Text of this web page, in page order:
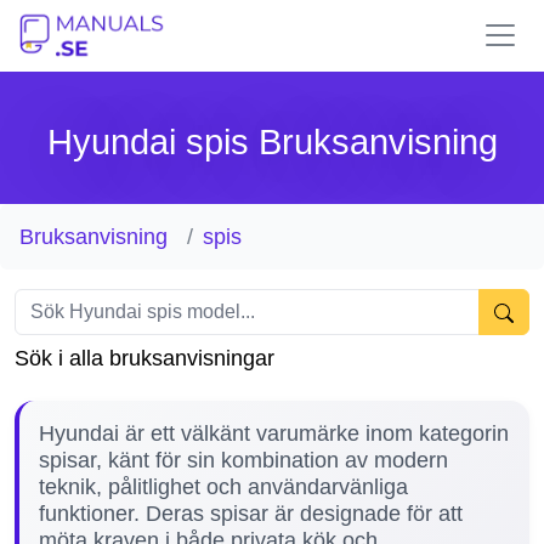
Hyundai spis Bruksanvisning
Bruksanvisning spis
Sök i alla bruksanvisningar
Hyundai är ett välkänt varumärke inom kategorin
spisar, känt för sin kombination av modern
teknik, pålitlighet och användarvänliga
funktioner. Deras spisar är designade för att